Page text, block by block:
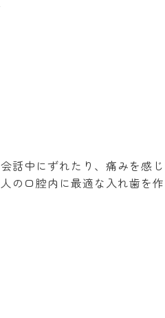
話中にずれたり、痛みを感じ
の口腔内に最適な入れ歯を作